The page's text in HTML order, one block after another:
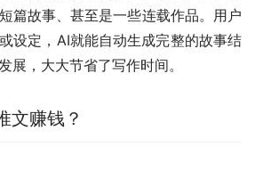
篇故事、甚至是一些连载作品。用户
设定，AI就能自动生成完整的故事结
展，大大节省了写作时间。
文赚钱？